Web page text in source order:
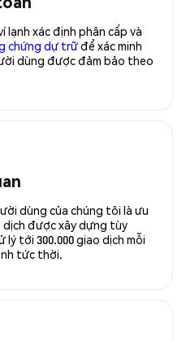
lạnh xác định phân cấp và
chứng dự trữđể xác minh
dùng được đảm bảo theo
dùng của chúng tôi là ưu
dịch được xây dựng tùy
tới 300.000 giao dịch mỗi
tức thời.